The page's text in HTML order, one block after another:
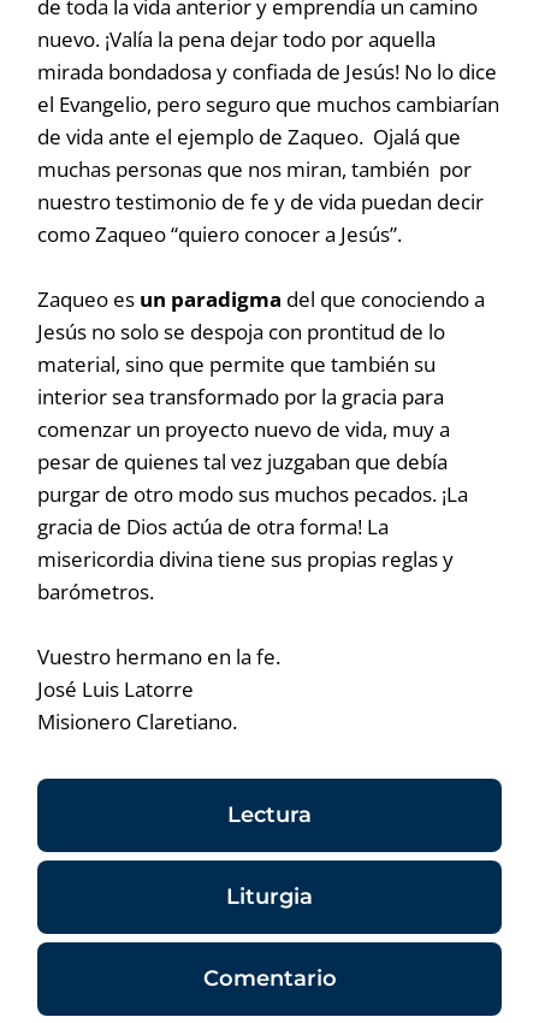
de toda la vida anterior y emprendía un camino
nuevo. ¡Valía la pena dejar todo por aquella
mirada bondadosa y confiada de Jesús! No lo dice
el Evangelio, pero seguro que muchos cambiarían
de vida ante el ejemplo de Zaqueo. Ojalá que
muchas personas que nos miran, también por
nuestro testimonio de fe y de vida puedan decir
como Zaqueo “quiero conocer a Jesús”.
Zaqueo es un paradigma del que conociendo a
Jesús no solo se despoja con prontitud de lo
material, sino que permite que también su
interior sea transformado por la gracia para
comenzar un proyecto nuevo de vida, muy a
pesar de quienes tal vez juzgaban que debía
purgar de otro modo sus muchos pecados. ¡La
gracia de Dios actúa de otra forma! La
misericordia divina tiene sus propias reglas y
barómetros.
Vuestro hermano en la fe.
José Luis Latorre
Misionero Claretiano.
Lectura
Liturgia
Comentario